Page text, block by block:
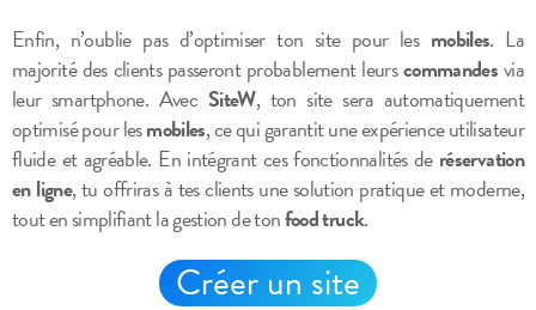
Enfin, n’oublie pas d’optimiser ton site pour les mobiles. La
majorité des clients passeront probablement leurscommandesvia
leur smartphone. Avec SiteW, ton site sera automatiquement
optimisé pour lesmobiles, ce qui garantit une expérience utilisateur
fluide et agréable. En intégrant ces fonctionnalités de réservation
en ligne, tu offriras à tes clients une solution pratique et moderne,
tout en simplifiant la gestion de tonfood truck.
Créer un site